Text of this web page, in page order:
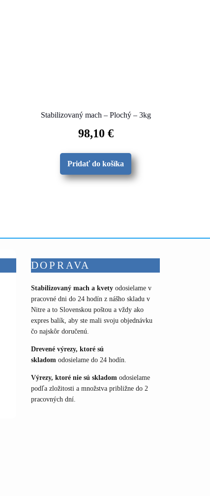
Stabilizovaný mach – Plochý – 3kg
98,10 €
Pridať do košíka
DOPRAVA
Stabilizovaný mach a kvetyodosielame v
pracovné dni do 24 hodín z nášho skladu v
Nitre a to Slovenskou poštou a vždy ako
expres balík, aby ste mali svoju objednávku
čo najskôr doručenú.
Drevené výrezy, ktoré sú
skladom odosielame do 24 hodín.
Výrezy, ktoré nie sú skladom odosielame
podľa zložitosti a množstva približne do 2
pracovných dní.